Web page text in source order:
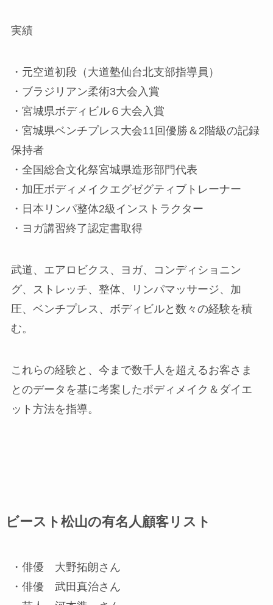
実績
・元空道初段（大道塾仙台北支部指導員）
・ブラジリアン柔術3大会入賞
・宮城県ボディビル６大会入賞
・宮城県ベンチプレス大会11回優勝＆2階級の記録
保持者
・全国総合文化祭宮城県造形部門代表
・加圧ボディメイクエグゼグティブトレーナー
・日本リンパ整体2級インストラクター
・ヨガ講習終了認定書取得
武道、エアロビクス、ヨガ、コンディショニン
グ、ストレッチ、整体、リンパマッサージ、加
圧、ベンチプレス、ボディビルと数々の経験を積
む。
これらの経験と、今まで数千人を超えるお客さま
とのデータを基に考案したボディメイク＆ダイエ
ット方法を指導。
ビースト松山の有名人顧客リスト
・俳優 大野拓朗さん
・俳優 武田真治さん